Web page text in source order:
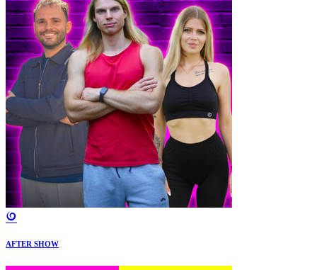
AFTER SHOW